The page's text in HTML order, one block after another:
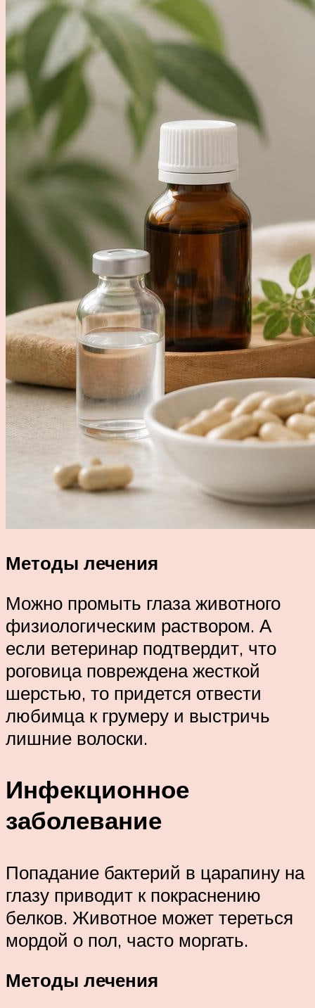
Методы лечения
Можно промыть глаза животного
физиологическим раствором. А
если ветеринар подтвердит, что
роговица повреждена жесткой
шерстью, то придется отвести
любимца к грумеру и выстричь
лишние волоски.
Инфекционное
заболевание
Попадание бактерий в царапину на
глазу приводит к покраснению
белков. Животное может тереться
мордой о пол, часто моргать.
Методы лечения